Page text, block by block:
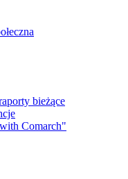
bieżące
Comarch"